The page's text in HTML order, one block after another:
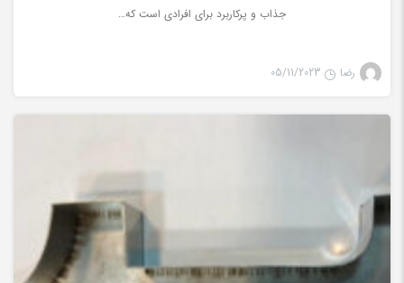
جذاب و پركاربرد براي افرادي است كه…
رضا 05/11/2023